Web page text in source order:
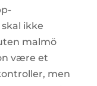
ikke
malmö
være et
men